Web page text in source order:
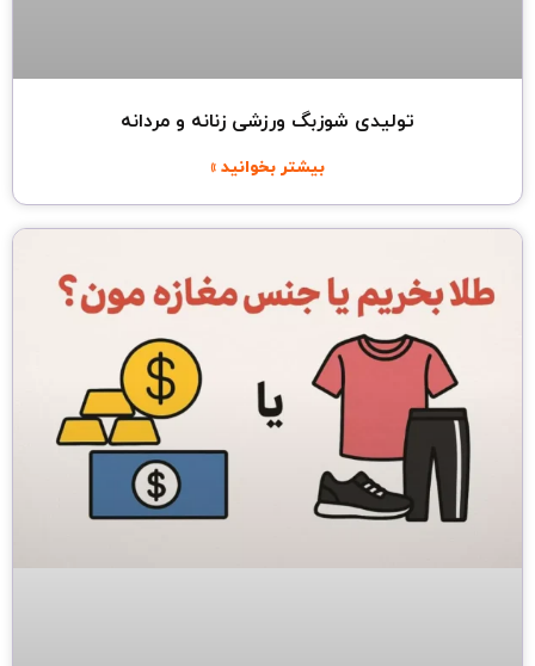
تولیدی شوزبگ ورزشی زنانه و مردانه
بیشتر بخوانید »